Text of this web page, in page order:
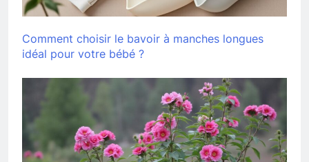
Comment choisir le bavoir à manches longues
idéal pour votre bébé ?